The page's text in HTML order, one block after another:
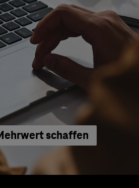
schaffen